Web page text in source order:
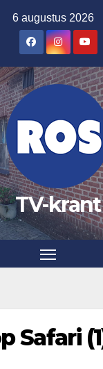
6 augustus 2026
TV-krant
Safari